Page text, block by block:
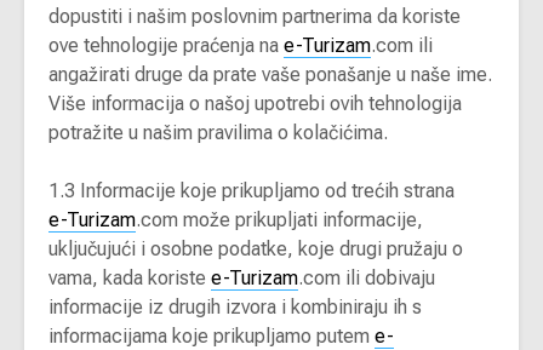
dopustiti i našim poslovnim partnerima da koriste
ove tehnologije praćenja na e-Turizam.com ili
angažirati druge da prate vaše ponašanje u naše ime.
Više informacija o našoj upotrebi ovih tehnologija
potražite u našim pravilima o kolačićima.
1.3 Informacije koje prikupljamo od trećih strana
e-Turizam.com može prikupljati informacije,
uključujući i osobne podatke, koje drugi pružaju o
vama, kada koriste e-Turizam.com ili dobivaju
informacije iz drugih izvora i kombiniraju ih s
informacijama koje prikupljamo putem e-